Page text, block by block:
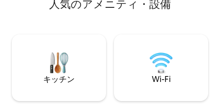
の息をのむような景色を眺めながら、完
色を望むダブルベッドルーム2室と、窓と
大きな石造りのシャワーを備えたバスル
ームがあります。 1階には、暖炉がある居
心地の良い広々としたリビングエリア
ンを備えたキッチンがあります。 納屋の
グが施されていま
人⁠気⁠のア⁠メ⁠ニ⁠テ⁠ィ⁠・⁠設⁠備
キッチン Wi-Fi